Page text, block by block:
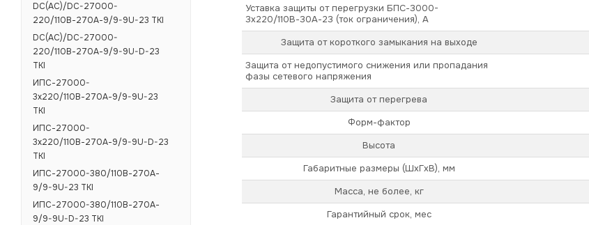
Уставка защиты от перегрузки БПС-3000-
3х220/110В-30А-23 (ток ограничения), А
Защита от короткого замыкания на выходе
Защита от недопустимого снижения или пропадания
фазы сетевого напряжения
Защита от перегрева
Форм-фактор
Высота
Габаритные размеры (ШхГхВ), мм
Масса, не более, кг
Гарантийный срок, мес
DC(AC)/DC-27000-
220/110В-270А-9/9-9U-23 TKI
DC(AC)/DC-27000-
220/110В-270А-9/9-9U-D-23
TKI
ИПС-27000-
3х220/110В-270А-9/9-9U-23
TKI
ИПС-27000-
3х220/110В-270А-9/9-9U-D-23
TKI
ИПС-27000-380/110В-270А-
9/9-9U-23 TKI
ИПС-27000-380/110В-270А-
9/9-9U-D-23 TKI